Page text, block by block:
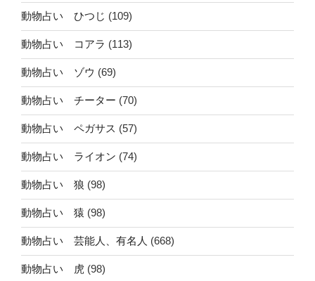
動物占い ひつじ (109)
動物占い コアラ (113)
動物占い ゾウ (69)
動物占い チーター (70)
動物占い ペガサス (57)
動物占い ライオン (74)
動物占い 狼 (98)
動物占い 猿 (98)
動物占い 芸能人、有名人 (668)
動物占い 虎 (98)